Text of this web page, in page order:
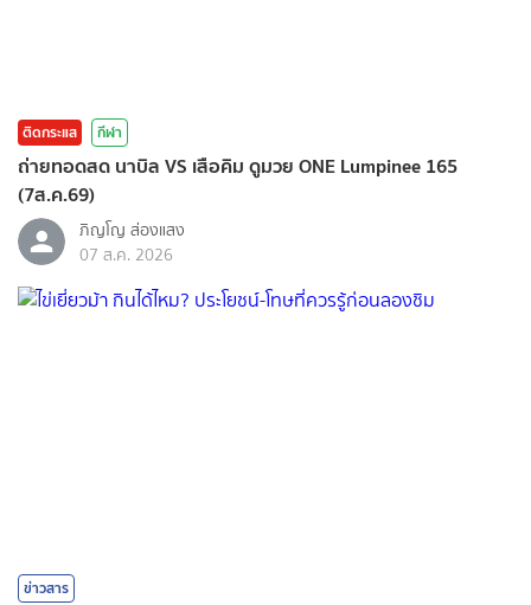
ติดกระแส กีฬา
ถ่ายทอดสด นาบิล VS เสือคิม ดูมวย ONE Lumpinee 165
(7ส.ค.69)
ภิญโญ ส่องแสง
07 ส.ค. 2026
ข่าวสาร